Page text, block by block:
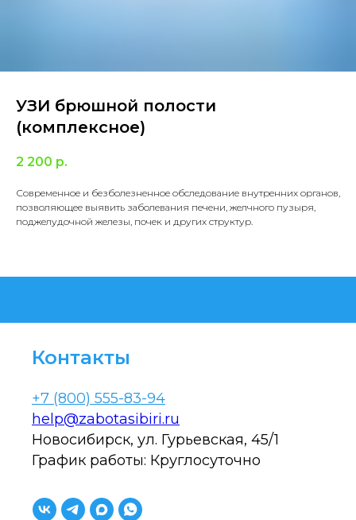
УЗИ брюшной полости
(комплексное)
2 200 р.
Современное и безболезненное обследование внутренних органов,
позволяющее выявить заболевания печени, желчного пузыря,
поджелудочной железы, почек и других структур.
Контакты
+7 (800) 555-83-94
help@zabotasibiri.ru
Новосибирск, ул. Гурьевская, 45/1
График работы: Круглосуточно